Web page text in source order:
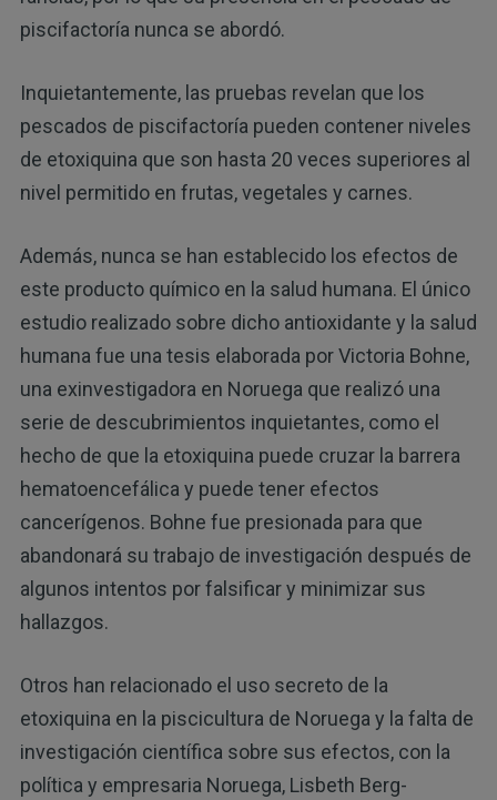
piscifactoría nunca se abordó.
Inquietantemente, las pruebas revelan que los
pescados de piscifactoría pueden contener niveles
de etoxiquina que son hasta 20 veces superiores al
nivel permitido en frutas, vegetales y carnes.
Además, nunca se han establecido los efectos de
este producto químico en la salud humana. El único
estudio realizado sobre dicho antioxidante y la salud
humana fue una tesis elaborada por Victoria Bohne,
una exinvestigadora en Noruega que realizó una
serie de descubrimientos inquietantes, como el
hecho de que la etoxiquina puede cruzar la barrera
hematoencefálica y puede tener efectos
cancerígenos. Bohne fue presionada para que
abandonará su trabajo de investigación después de
algunos intentos por falsificar y minimizar sus
hallazgos.
Otros han relacionado el uso secreto de la
etoxiquina en la piscicultura de Noruega y la falta de
investigación científica sobre sus efectos, con la
política y empresaria Noruega, Lisbeth Berg-